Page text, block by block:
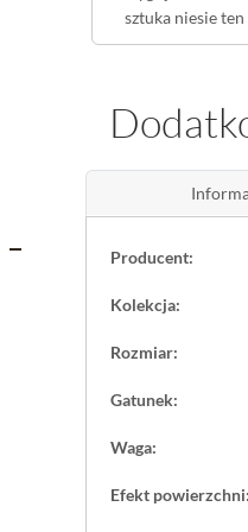
sztuka niesie
Duży,
pomieszczenie -
jest
spajając strefę
Producent:
Kolekcja:
Rozmiar:
Gatunek:
Waga:
Efekt powierzchni: